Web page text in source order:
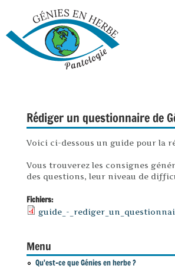
Rédiger un questionnaire de
Voici ci-dessous un guide pour la
Vous trouverez les consignes
des questions, leur niveau de
Fichiers:
guide_-
Menu
Qu'est-ce que Génies en herbe ?